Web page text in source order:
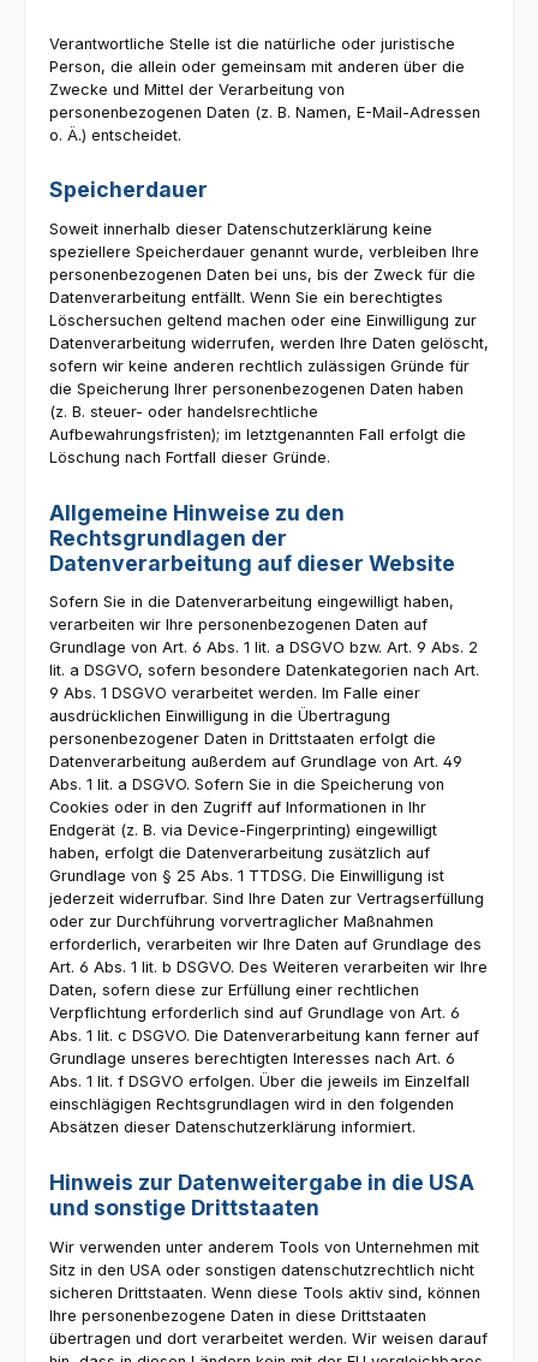
Verantwortliche Stelle ist die natürliche oder juristische
Person, die allein oder gemeinsam mit anderen über die
Zwecke und Mittel der Verarbeitung von
personenbezogenen Daten (z. B. Namen, E-Mail-Adressen
o. Ä.) entscheidet.
Speicherdauer
Soweit innerhalb dieser Datenschutzerklärung keine
speziellere Speicherdauer genannt wurde, verbleiben Ihre
personenbezogenen Daten bei uns, bis der Zweck für die
Datenverarbeitung entfällt. Wenn Sie ein berechtigtes
Löschersuchen geltend machen oder eine Einwilligung zur
Datenverarbeitung widerrufen, werden Ihre Daten gelöscht,
sofern wir keine anderen rechtlich zulässigen Gründe für
die Speicherung Ihrer personenbezogenen Daten haben
(z. B. steuer- oder handelsrechtliche
Aufbewahrungsfristen); im letztgenannten Fall erfolgt die
Löschung nach Fortfall dieser Gründe.
Allgemeine Hinweise zu den
Rechtsgrundlagen der
Datenverarbeitung auf dieser Website
Sofern Sie in die Datenverarbeitung eingewilligt haben,
verarbeiten wir Ihre personenbezogenen Daten auf
Grundlage von Art. 6 Abs. 1 lit. a DSGVO bzw. Art. 9 Abs. 2
lit. a DSGVO, sofern besondere Datenkategorien nach Art.
9 Abs. 1 DSGVO verarbeitet werden. Im Falle einer
ausdrücklichen Einwilligung in die Übertragung
personenbezogener Daten in Drittstaaten erfolgt die
Datenverarbeitung außerdem auf Grundlage von Art. 49
Abs. 1 lit. a DSGVO. Sofern Sie in die Speicherung von
Cookies oder in den Zugriff auf Informationen in Ihr
Endgerät (z. B. via Device-Fingerprinting) eingewilligt
haben, erfolgt die Datenverarbeitung zusätzlich auf
Grundlage von § 25 Abs. 1 TTDSG. Die Einwilligung ist
jederzeit widerrufbar. Sind Ihre Daten zur Vertragserfüllung
oder zur Durchführung vorvertraglicher Maßnahmen
erforderlich, verarbeiten wir Ihre Daten auf Grundlage des
Art. 6 Abs. 1 lit. b DSGVO. Des Weiteren verarbeiten wir Ihre
Daten, sofern diese zur Erfüllung einer rechtlichen
Verpflichtung erforderlich sind auf Grundlage von Art. 6
Abs. 1 lit. c DSGVO. Die Datenverarbeitung kann ferner auf
Grundlage unseres berechtigten Interesses nach Art. 6
Abs. 1 lit. f DSGVO erfolgen. Über die jeweils im Einzelfall
einschlägigen Rechtsgrundlagen wird in den folgenden
Absätzen dieser Datenschutzerklärung informiert.
Hinweis zur Datenweitergabe in die USA
und sonstige Drittstaaten
Wir verwenden unter anderem Tools von Unternehmen mit
Sitz in den USA oder sonstigen datenschutzrechtlich nicht
sicheren Drittstaaten. Wenn diese Tools aktiv sind, können
Ihre personenbezogene Daten in diese Drittstaaten
übertragen und dort verarbeitet werden. Wir weisen darauf